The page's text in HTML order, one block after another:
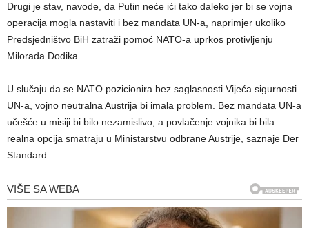
Drugi je stav, navode, da Putin neće ići tako daleko jer bi se vojna
operacija mogla nastaviti i bez mandata UN-a, naprimjer ukoliko
Predsjedništvo BiH zatraži pomoć NATO-a uprkos protivljenju
Milorada Dodika.
U slučaju da se NATO pozicionira bez saglasnosti Vijeća sigurnosti
UN-a, vojno neutralna Austrija bi imala problem. Bez mandata UN-a
učešće u misiji bi bilo nezamislivo, a povlačenje vojnika bi bila
realna opcija smatraju u Ministarstvu odbrane Austrije, saznaje Der
Standard.